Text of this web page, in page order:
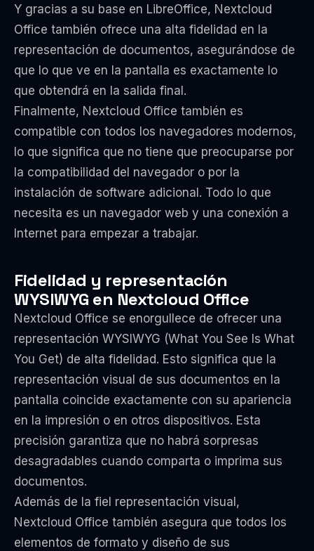
Y gracias a su base en LibreOffice, Nextcloud
Office también ofrece una alta fidelidad en la
representación de documentos, asegurándose de
que lo que ve en la pantalla es exactamente lo
que obtendrá en la salida final.
Finalmente, Nextcloud Office también es
compatible con todos los navegadores modernos,
lo que significa que no tiene que preocuparse por
la compatibilidad del navegador o por la
instalación de software adicional. Todo lo que
necesita es un navegador web y una conexión a
Internet para empezar a trabajar.
Fidelidad y representación
WYSIWYG en Nextcloud Office
Nextcloud Office se enorgullece de ofrecer una
representación WYSIWYG (What You See Is What
You Get) de alta fidelidad. Esto significa que la
representación visual de sus documentos en la
pantalla coincide exactamente con su apariencia
en la impresión o en otros dispositivos. Esta
precisión garantiza que no habrá sorpresas
desagradables cuando comparta o imprima sus
documentos.
Además de la fiel representación visual,
Nextcloud Office también asegura que todos los
elementos de formato y diseño de sus